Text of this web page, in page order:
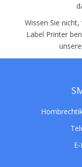
Wissen Sie
Label Printer